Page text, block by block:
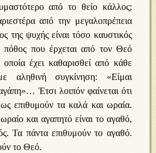
από το θείο κάλλος;
από την μεγαλοπρέπεια
της ψυχής είναι τόσο καυστικός
που έρχεται από τον Θεό
έχει καθαρισθεί από κάθε
αληθινή συγκίνηση: «Είμαι
Έτσι λοιπόν φαίνεται ότι
επιθυμούν τα καλά και ωραία.
και αγαπητό είναι το αγαθό,
Τα πάντα επιθυμούν το αγαθό.
το Θεό.